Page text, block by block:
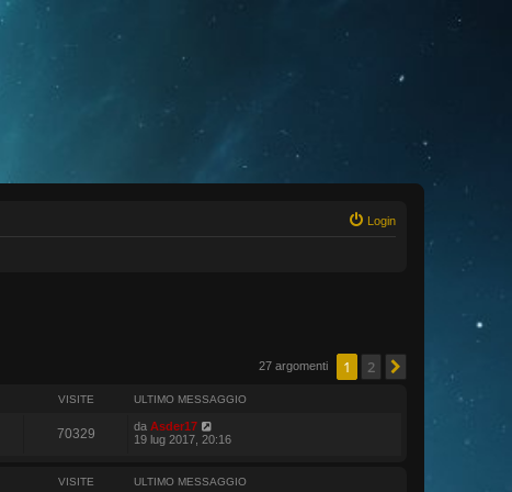
Login
27 argomenti 1 2
VISITE ULTIMO MESSAGGIO
70329 da Asder17
19 lug 2017, 20:16
VISITE ULTIMO MESSAGGIO